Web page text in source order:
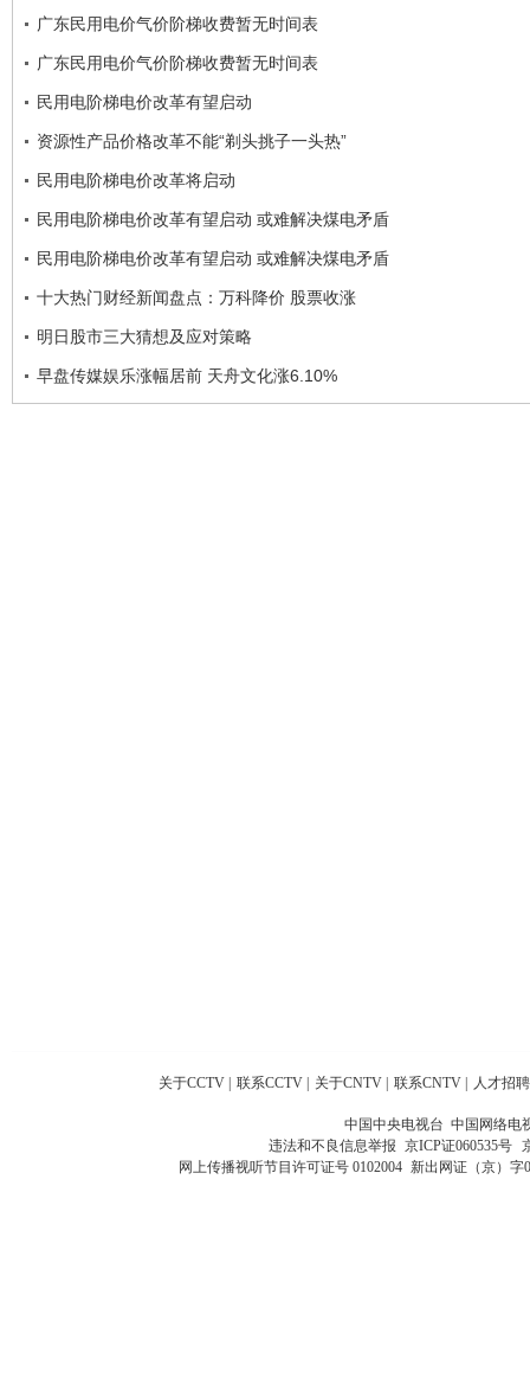
广东民用电价气价阶梯收费暂无时间表
广东民用电价气价阶梯收费暂无时间表
民用电阶梯电价改革有望启动
资源性产品价格改革不能“剃头挑子一头热”
民用电阶梯电价改革将启动
民用电阶梯电价改革有望启动 或难解决煤电矛盾
民用电阶梯电价改革有望启动 或难解决煤电矛盾
十大热门财经新闻盘点：万科降价 股票收涨
明日股市三大猜想及应对策略
早盘传媒娱乐涨幅居前 天舟文化涨6.10%
关于CCTV 联系CCTV 关于CNTV 联系CNTV 人才招聘
中国中央电视台 中国网络电
违法和不良信息举报 京ICP证060535号
网上传播视听节目许可证号 0102004 新出网证（京）